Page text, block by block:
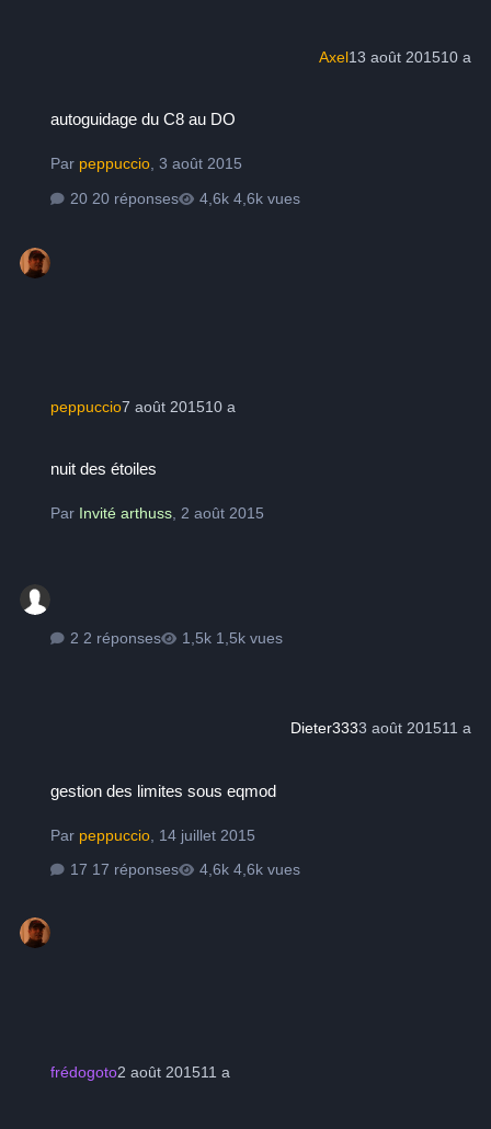
Axel13 août 201510 a
autoguidage du C8 au DO
Par peppuccio ,3 août 2015
20 réponses
4,6k vues
peppuccio7 août 201510 a
nuit des étoiles
Par Invité arthuss 2 août 2015
2 réponses 1,5k vues
Dieter3333 août 201511 a
gestion des limites sous eqmod
Par peppuccio 14 juillet 2015
17 réponses
4,6k vues
frédogoto2 août 201511 a